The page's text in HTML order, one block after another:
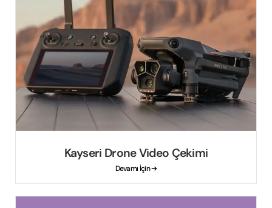
Kayseri Drone Video Çekimi
Devamı İçin ➔